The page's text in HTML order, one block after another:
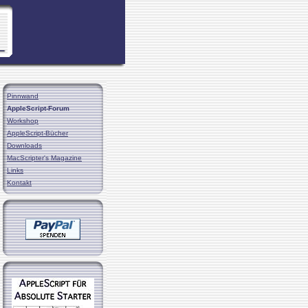
Pinnwand
AppleScript-Forum
Workshop
AppleScript-Bücher
Downloads
MacScripter's Magazine
Links
Kontakt